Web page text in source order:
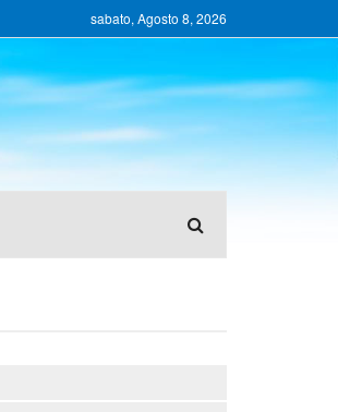
sabato, Agosto 8, 2026